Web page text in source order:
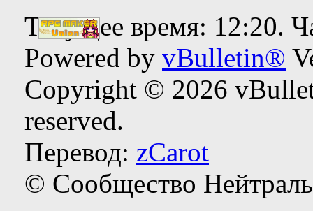
Текущее время: 12:20.
Powered by vBulletin®
Copyright © 2026
reserved.
Перевод: zCarot
© Сообщество